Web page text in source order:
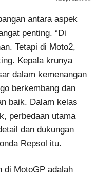
antara aspek
penting. “Di
Tetapi di Moto2,
Kepala krunya
dalam kemenangan
berkembang dan
baik. Dalam kelas
perbedaan utama
dan dukungan
Repsol itu.
di MotoGP adalah